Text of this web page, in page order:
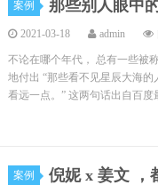
案例 那些别人眼中
2021-03-18 admin
不论在哪个年代， 总有一些被
地付出 “那些看不见星辰大海
看远一点。” 这两句话出自百
案例 倪妮 x 姜文 ，